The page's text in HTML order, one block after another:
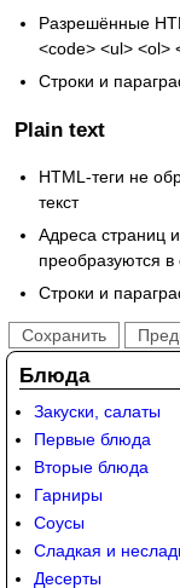
Разрешённые
<code> <ul> <ol>
Строки и
Plain text
HTML-теги не
текст
Адреса страниц
преобразуются в
Строки и
Блюда
Закуски, салаты
Первые блюда
Вторые блюда
Гарниры
Соусы
Сладкая и
Десерты